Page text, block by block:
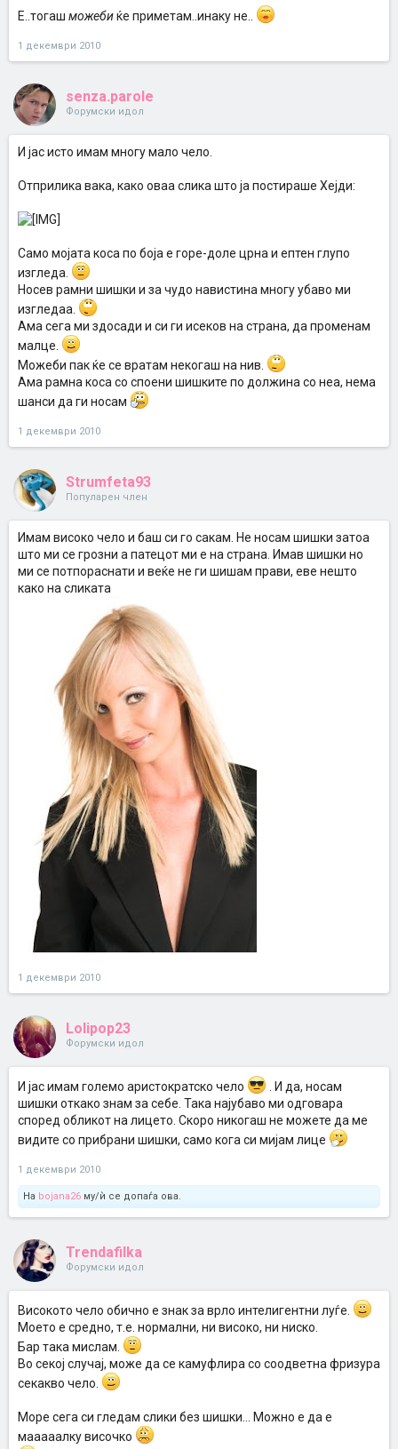
Е..тогаш можебиќе приметам..инаку не..
1 декември 2010
senza.parole
Форумски идол
И јас исто имам многу мало чело.
Отприлика вака, како оваа слика што ја постираше Хејди:
Само мојата коса по боја е горе-доле црна и ептен глупо
изгледа.
Носев рамни шишки и за чудо навистина многу убаво ми
изгледаа.
Ама сега ми здосади и си ги исеков на страна, да променам
малце.
Можеби пак ќе се вратам некогаш на нив.
Ама рамна коса со споени шишките по должина со неа, нема
шанси да ги носам
1 декември 2010
Strumfeta93
Популарен член
Имам високо чело и баш си го сакам. Не носам шишки затоа
што ми се грозни а патецот ми е на страна. Имав шишки но
ми се потпораснати и веќе не ги шишам прави, еве нешто
како на сликата
1 декември 2010
Lolipop23
Форумски идол
И јас имам големо аристократско чело
. И да, носам
шишки откако знам за себе. Така најубаво ми одговара
според обликот на лицето. Скоро никогаш не можете да ме
видите со прибрани шишки, само кога си мијам лице
1 декември 2010
На bojana26 му/ѝ се допаѓа ова.
Trendafilka
Форумски идол
Високото чело обично е знак за врло интелигентни луѓе.
Моето е средно, т.е. нормални, ни високо, ни ниско.
Бар така мислам.
Во секој случај, може да се камуфлира со соодветна фризура
секакво чело.
Море сега си гледам слики без шишки... Можно е да е
мааааалку височко